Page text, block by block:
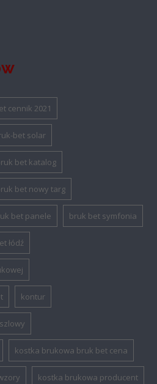
cennik 2021
bet solar
bet katalog
bet nowy targ
bet panele bruk bet symfonia
łódź
kontur
kostka brukowa bruk bet cena
kostka brukowa producent